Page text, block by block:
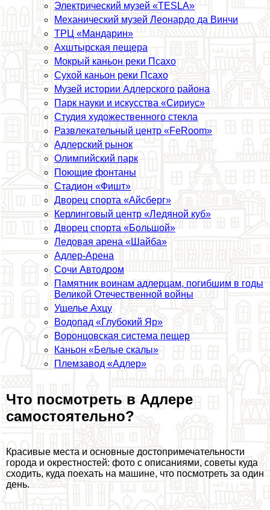
Электрический музей «TESLA»
Механический музей Леонардо да Винчи
ТРЦ «Maндарин»
Ахштырская пещера
Мокрый каньон реки Псахо
Сухой каньон реки Псахо
Музей истории Адлерского района
Парк науки и искусства «Сириус»
Студия художественного стекла
Развлекательный центр «FeRoom»
Адлерский рынок
Олимпийский парк
Поющие фонтаны
Стадион «Фишт»
Дворец спорта «Айсберг»
Керлинговый центр «Ледяной куб»
Дворец спорта «Большой»
Ледовая арена «Шайба»
Адлер-Арена
Сочи Автодром
Памятник воинам адлерцам, погибшим в годы
Великой Отечественной войны
Ущелье Ахцу
Водопад «Глубокий Яр»
Воронцовская система пещер
Каньон «Белые скалы»
Племзавод «Адлер»
Что посмотреть в Адлере
самостоятельно?
Красивые места и основные достопримечательности
города и окрестностей: фото с описаниями, советы куда
сходить, куда поехать на машине, что посмотреть за один
день.